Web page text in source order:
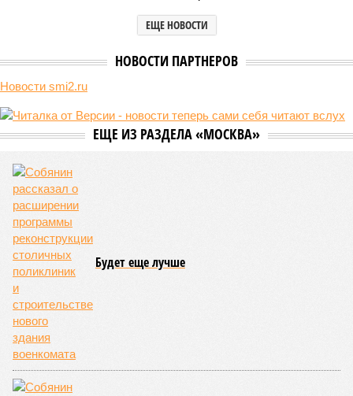
ЕЩЕ НОВОСТИ
НОВОСТИ ПАРТНЕРОВ
Новости smi2.ru
ЕЩЕ ИЗ РАЗДЕЛА «МОСКВА»
Будет еще лучше